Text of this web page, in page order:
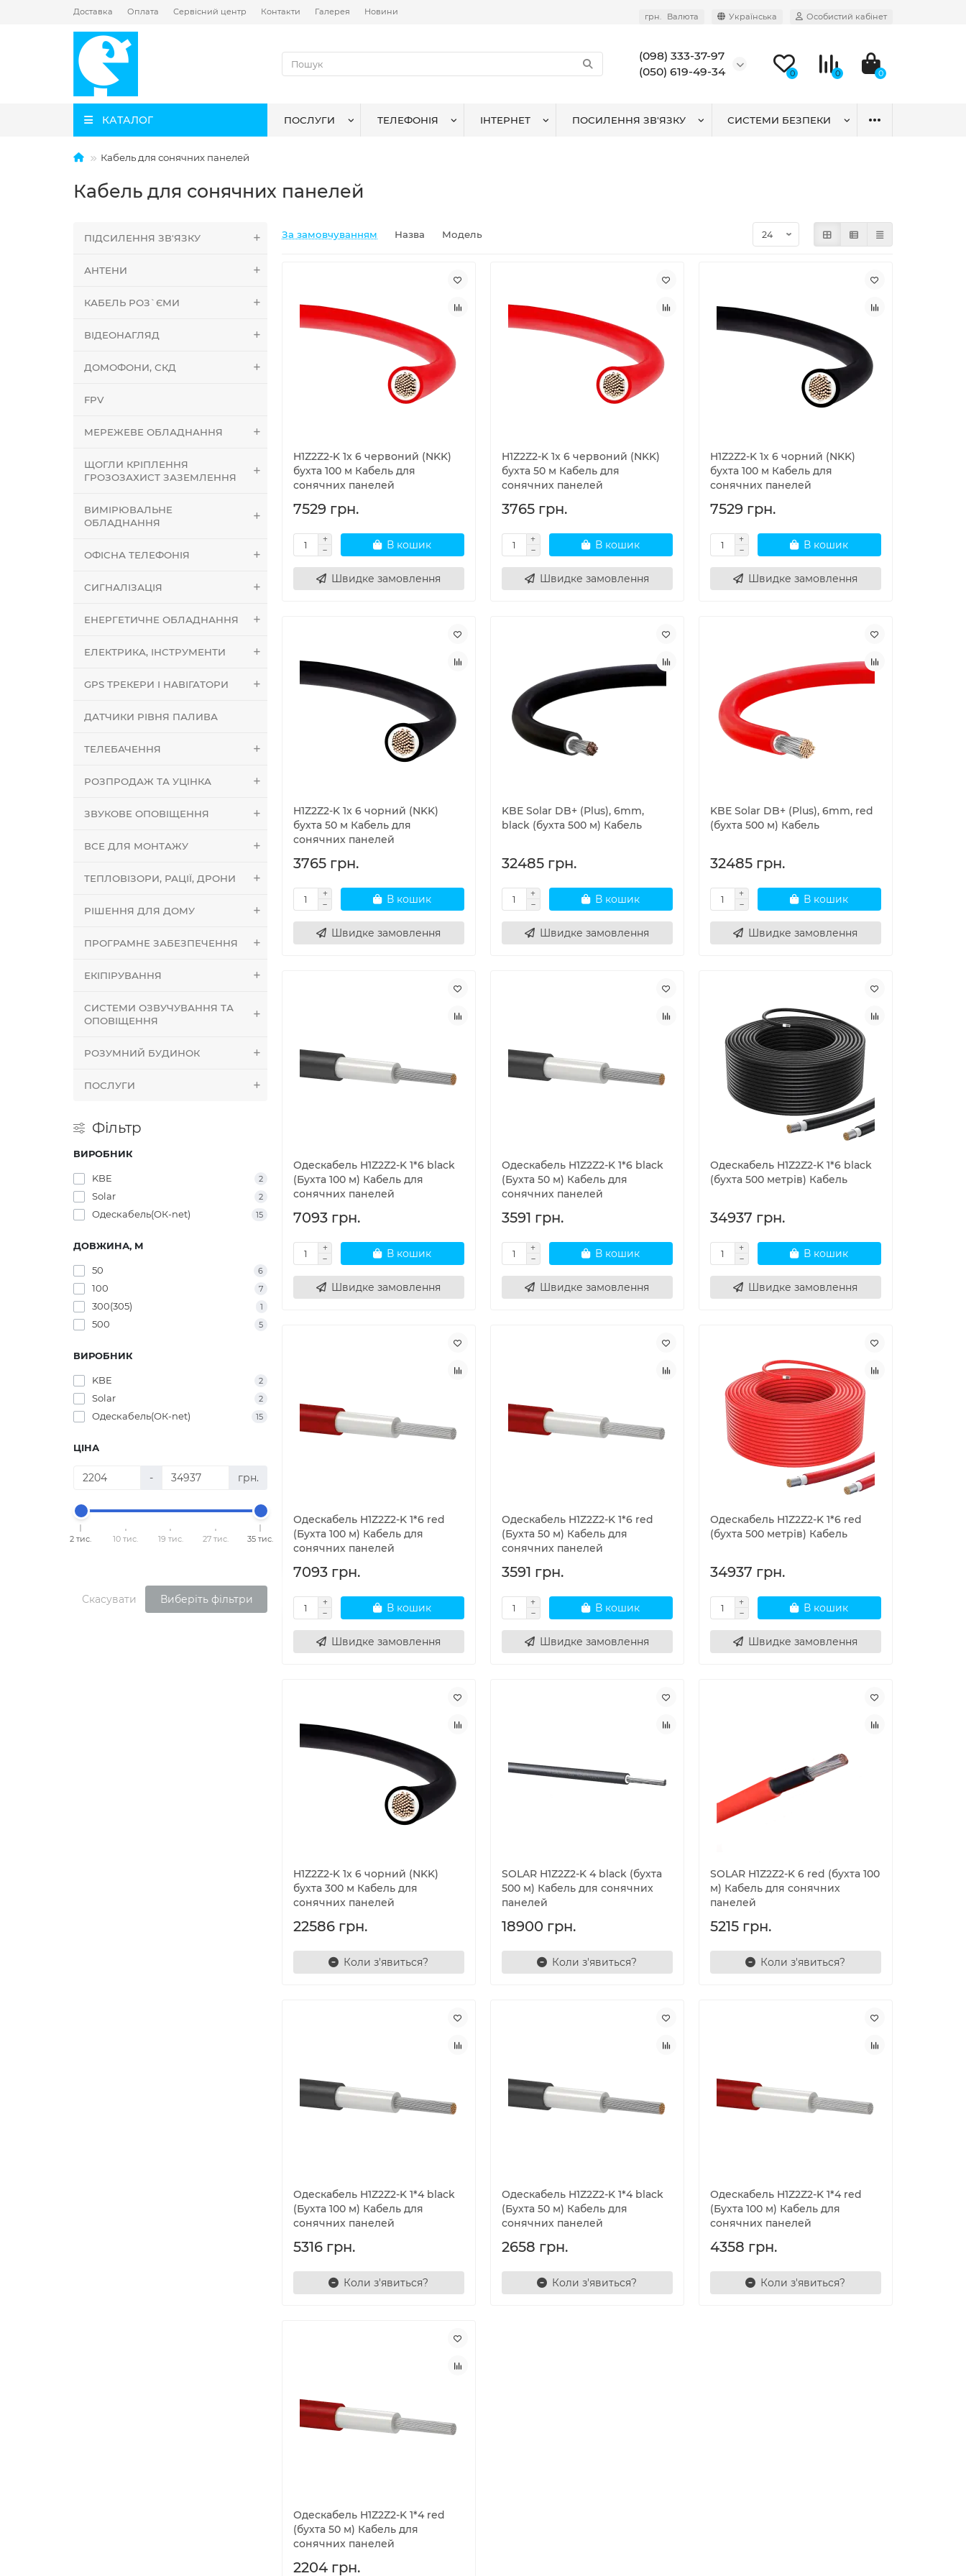
Доставка Оплата Сервісний центр Контакти Галерея Новини грн. Валюта Українська Особистий кабінет
(098) 333-37-97
(050) 619-49-34
0 0 0
КАТАЛОГ ПОСЛУГИ ТЕЛЕФОНІЯ ІНТЕРНЕТ ПОСИЛЕННЯ ЗВ'ЯЗКУ СИСТЕМИ БЕЗПЕКИ
Кабель для сонячних панелей
Кабель для сонячних панелей
ПІДСИЛЕННЯ ЗВ'ЯЗКУ
АНТЕНИ
КАБЕЛЬ РОЗ`ЄМИ
ВІДЕОНАГЛЯД
ДОМОФОНИ, СКД
FPV
МЕРЕЖЕВЕ ОБЛАДНАННЯ
ЩОГЛИ КРІПЛЕННЯ
ГРОЗОЗАХИСТ ЗАЗЕМЛЕННЯ
ВИМІРЮВАЛЬНЕ
ОБЛАДНАННЯ
ОФІСНА ТЕЛЕФОНІЯ
СИГНАЛІЗАЦІЯ
ЕНЕРГЕТИЧНЕ ОБЛАДНАННЯ
ЕЛЕКТРИКА, ІНСТРУМЕНТИ
GPS ТРЕКЕРИ І НАВІГАТОРИ
ДАТЧИКИ РІВНЯ ПАЛИВА
ТЕЛЕБАЧЕННЯ
РОЗПРОДАЖ ТА УЦІНКА
ЗВУКОВЕ ОПОВІЩЕННЯ
ВСЕ ДЛЯ МОНТАЖУ
ТЕПЛОВІЗОРИ, РАЦІЇ, ДРОНИ
РІШЕННЯ ДЛЯ ДОМУ
ПРОГРАМНЕ ЗАБЕЗПЕЧЕННЯ
ЕКІПІРУВАННЯ
СИСТЕМИ ОЗВУЧУВАННЯ ТА
ОПОВІЩЕННЯ
РОЗУМНИЙ БУДИНОК
ПОСЛУГИ
Фільтр
ВИРОБНИК
KBE 2
Solar 2
Одескабель(ОК-net) 15
ДОВЖИНА, М
50 6
100 7
300(305) 1
500 5
ВИРОБНИК
KBE 2
Solar 2
Одескабель(ОК-net) 15
ЦІНА
- грн.
2 тис. 10 тис. 19 тис. 27 тис. 35 тис.
Скасувати Виберіть фільтри
За замовчуванням Назва Модель
H1Z2Z2-K 1x 6 червоний (NKK)
бухта 100 м Кабель для
сонячних панелей
7529 грн.
В кошик
Швидке замовлення
H1Z2Z2-K 1x 6 червоний (NKK)
бухта 50 м Кабель для
сонячних панелей
3765 грн.
В кошик
Швидке замовлення
H1Z2Z2-K 1x 6 чорний (NKK)
бухта 100 м Кабель для
сонячних панелей
7529 грн.
В кошик
Швидке замовлення
H1Z2Z2-K 1x 6 чорний (NKK)
бухта 50 м Кабель для
сонячних панелей
3765 грн.
В кошик
Швидке замовлення
KBE Solar DB+ (Plus), 6mm,
black (бухта 500 м) Кабель
32485 грн.
В кошик
Швидке замовлення
KBE Solar DB+ (Plus), 6mm, red
(бухта 500 м) Кабель
32485 грн.
В кошик
Швидке замовлення
Одескабель H1Z2Z2-K 1*6 black
(Бухта 100 м) Кабель для
сонячних панелей
7093 грн.
В кошик
Швидке замовлення
Одескабель H1Z2Z2-K 1*6 black
(Бухта 50 м) Кабель для
сонячних панелей
3591 грн.
В кошик
Швидке замовлення
Одескабель H1Z2Z2-K 1*6 black
(бухта 500 метрів) Кабель
34937 грн.
В кошик
Швидке замовлення
Одескабель H1Z2Z2-K 1*6 red
(Бухта 100 м) Кабель для
сонячних панелей
7093 грн.
В кошик
Швидке замовлення
Одескабель H1Z2Z2-K 1*6 red
(Бухта 50 м) Кабель для
сонячних панелей
3591 грн.
В кошик
Швидке замовлення
Одескабель H1Z2Z2-K 1*6 red
(бухта 500 метрів) Кабель
34937 грн.
В кошик
Швидке замовлення
H1Z2Z2-K 1x 6 чорний (NKK)
бухта 300 м Кабель для
сонячних панелей
22586 грн.
Коли з'явиться?
SOLAR H1Z2Z2-K 4 black (бухта
500 м) Кабель для сонячних
панелей
18900 грн.
Коли з'явиться?
SOLAR H1Z2Z2-K 6 red (бухта 100
м) Кабель для сонячних
панелей
5215 грн.
Коли з'явиться?
Одескабель H1Z2Z2-K 1*4 black
(Бухта 100 м) Кабель для
сонячних панелей
5316 грн.
Коли з'явиться?
Одескабель H1Z2Z2-K 1*4 black
(Бухта 50 м) Кабель для
сонячних панелей
2658 грн.
Коли з'явиться?
Одескабель H1Z2Z2-K 1*4 red
(Бухта 100 м) Кабель для
сонячних панелей
4358 грн.
Коли з'явиться?
Одескабель H1Z2Z2-K 1*4 red
(бухта 50 м) Кабель для
сонячних панелей
2204 грн.